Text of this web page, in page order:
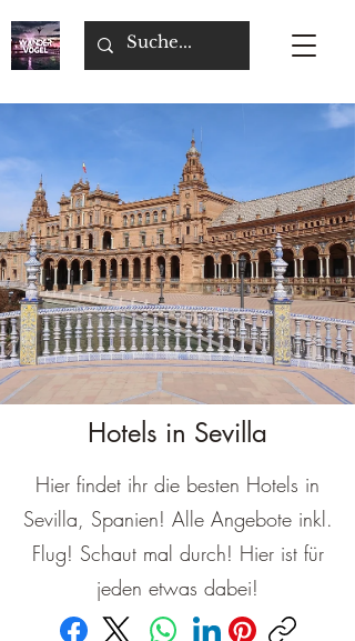
Hotels in Sevilla
Hier findet ihr die besten Hotels in
Sevilla, Spanien! Alle Angebote inkl.
Flug! Schaut mal durch! Hier ist für
jeden etwas dabei!